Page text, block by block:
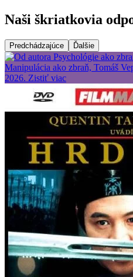
Naši škriatkovia
Predchádzajúce Ďalšie